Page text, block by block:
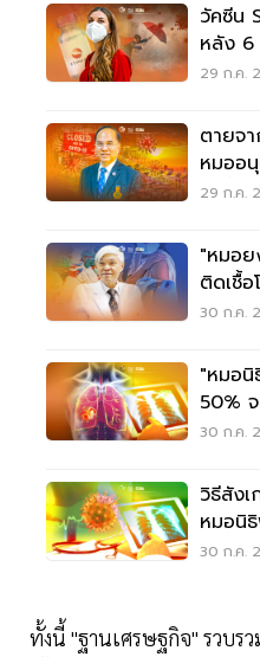
วัคซีน
หลัง 6
33 เท่า
29 ก.ค.
ตายจ
หมออ
ข้นขึ้น
29 ก.ค.
"หมอย
ติดเชื้
อาการ
30 ก.ค.
"หมอ
50%
ตาย
30 ก.ค.
วิธีสัง
หมอนิ
วันเข้า
30 ก.ค.
ทั้งนี้ "ฐานเศรษฐกิจ" รวบรว